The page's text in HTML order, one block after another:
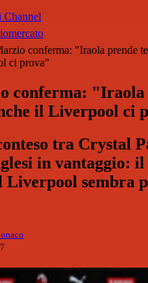
conferma: "Iraola prende
ci prova"
conferma: "Iraola
il Liverpool ci
tra Crystal
in vantaggio: il
sembra